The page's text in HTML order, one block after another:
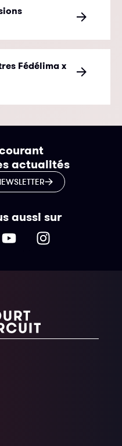
Fédélima x
actualités
aussi sur